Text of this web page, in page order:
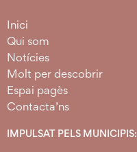
Inici
Qui som
Notícies
Molt per descobrir
Espai pagès
Contacta’ns
IMPULSAT PELS MUNICIPIS: